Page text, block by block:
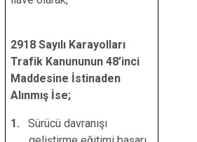
2918 Sayılı Karayolları
Trafik Kanununun 48’inci
Maddesine İstinaden
Alınmış İse;
1. Sürücü davranışı